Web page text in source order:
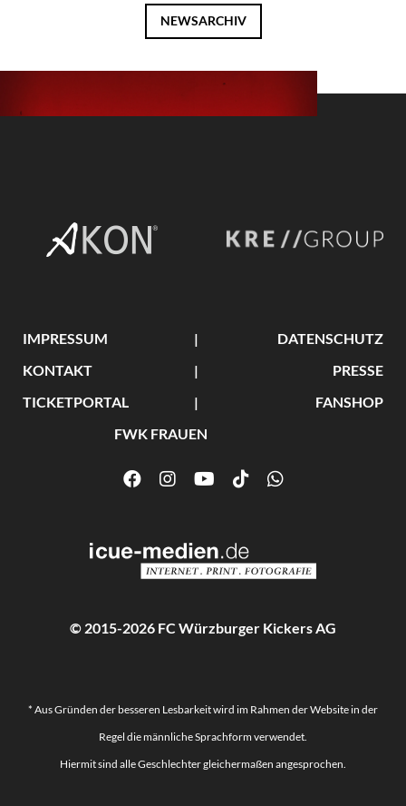
NEWSARCHIV
IMPRESSUM
DATENSCHUTZ
KONTAKT
PRESSE
TICKETPORTAL
FANSHOP
FWK FRAUEN
© 2015-2026 FC Würzburger Kickers AG
* Aus Gründen der besseren Lesbarkeit wird im Rahmen der Website in der
Regel die männliche Sprachform verwendet.
Hiermit sind alle Geschlechter gleichermaßen angesprochen.